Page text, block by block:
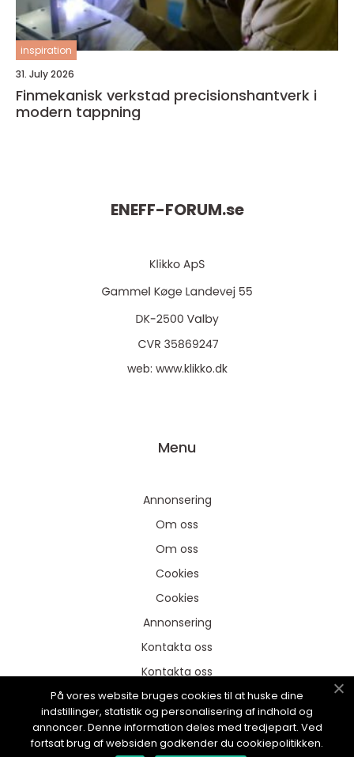
inspiration
31. July 2026
Finmekanisk verkstad precisionshantverk i
modern tappning
ENEFF-FORUM.se
web: www.klikko.dk
Menu
Annonsering
Om oss
Om oss
Cookies
Cookies
Annonsering
Kontakta oss
Kontakta oss
Sitemap
Sitemap
På vores website bruges cookies til at huske dine
indstillinger, statistik og personalisering af indhold og
annoncer. Denne information deles med tredjepart. Ved
fortsat brug af websiden godkender du cookiepolitikken.